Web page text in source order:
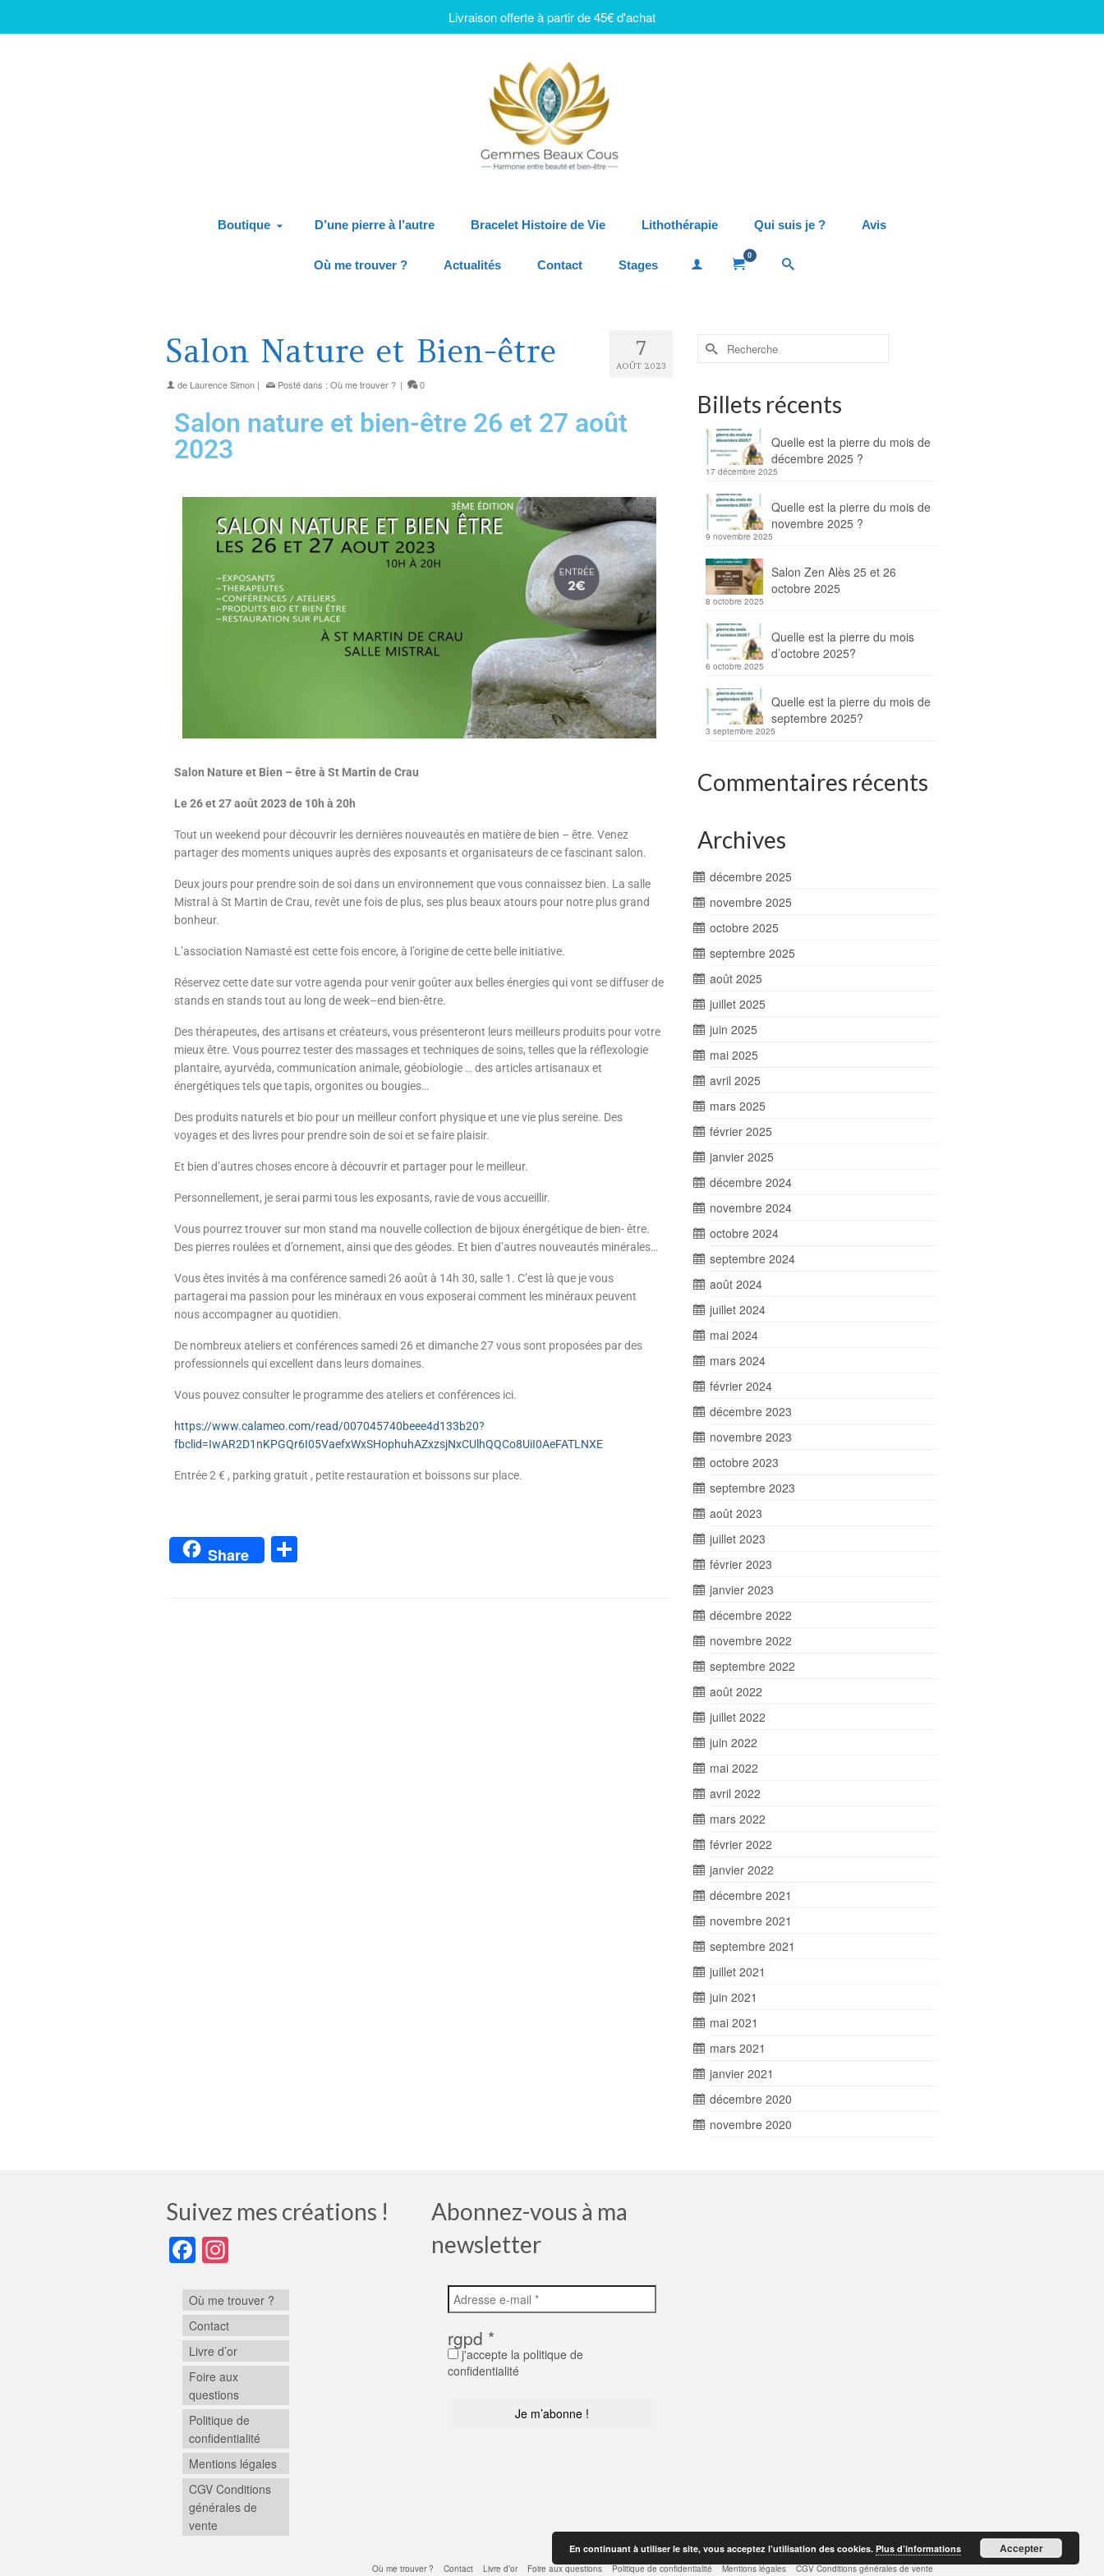
Boutique D’une pierre à l’autre Bracelet Histoire de Vie Lithothérapie Qui suis je ? Avis
Où me trouver ? Actualités Contact Stages
0
7
AOÛT 2023
Salon Nature et Bien-être
de Laurence Simon | Posté dans : Où me trouver ? | 0
Salon nature et bien-être 26 et 27 août
2023
Salon Nature et Bien – être à St Martin de Crau
Le 26 et 27 août 2023 de 10h à 20h
Tout un weekend pour découvrir les dernières nouveautés en matière de bien – être. Venez
partager des moments uniques auprès des exposants et organisateurs de ce fascinant salon.
Deux jours pour prendre soin de soi dans un environnement que vous connaissez bien. La salle
Mistral à St Martin de Crau, revêt une fois de plus, ses plus beaux atours pour notre plus grand
bonheur.
​L’association Namasté est cette fois encore, à l’origine de cette belle initiative.
Réservez cette date sur votre agenda pour venir goûter aux belles énergies qui vont se diffuser de
stands en stands tout au long de week–end bien-être.
Des thérapeutes, des artisans et créateurs, vous présenteront leurs meilleurs produits pour votre
mieux être. Vous pourrez tester des massages et techniques de soins, telles que la réflexologie
plantaire, ayurvéda, communication animale, géobiologie … des articles artisanaux et
énergétiques tels que tapis, orgonites ou bougies…
Des produits naturels et bio pour un meilleur confort physique et une vie plus sereine. Des
voyages et des livres pour prendre soin de soi et se faire plaisir.
Et bien d’autres choses encore à découvrir et partager pour le meilleur.
Personnellement, je serai parmi tous les exposants, ravie de vous accueillir.
Vous pourrez trouver sur mon stand ma nouvelle collection de bijoux énergétique de bien- être.
Des pierres roulées et d’ornement, ainsi que des géodes. Et bien d’autres nouveautés minérales…
Vous êtes invités à ma conférence samedi 26 août à 14h 30, salle 1. C’est là que je vous
partagerai ma passion pour les minéraux en vous exposerai comment les minéraux peuvent
nous accompagner au quotidien.
De nombreux ateliers et conférences samedi 26 et dimanche 27 vous sont proposées par des
professionnels qui excellent dans leurs domaines.
Vous pouvez consulter le programme des ateliers et conférences ici.
https://www.calameo.com/read/007045740beee4d133b20?
fbclid=IwAR2D1nKPGQr6I05VaefxWxSHophuhAZxzsjNxCUlhQQCo8UiI0AeFATLNXE
Entrée 2 € , parking gratuit , petite restauration et boissons sur place.
Share
Billets récents
Quelle est la pierre du mois de
décembre 2025 ?
17 décembre 2025
Quelle est la pierre du mois de
novembre 2025 ?
9 novembre 2025
Salon Zen Alès 25 et 26
octobre 2025
8 octobre 2025
Quelle est la pierre du mois
d’octobre 2025?
6 octobre 2025
Quelle est la pierre du mois de
septembre 2025?
3 septembre 2025
Commentaires récents
Archives
décembre 2025
novembre 2025
octobre 2025
septembre 2025
août 2025
juillet 2025
juin 2025
mai 2025
avril 2025
mars 2025
février 2025
janvier 2025
décembre 2024
novembre 2024
octobre 2024
septembre 2024
août 2024
juillet 2024
mai 2024
mars 2024
février 2024
décembre 2023
novembre 2023
octobre 2023
septembre 2023
août 2023
juillet 2023
février 2023
janvier 2023
décembre 2022
novembre 2022
septembre 2022
août 2022
juillet 2022
juin 2022
mai 2022
avril 2022
mars 2022
février 2022
janvier 2022
décembre 2021
novembre 2021
septembre 2021
juillet 2021
juin 2021
mai 2021
mars 2021
janvier 2021
décembre 2020
novembre 2020
Suivez mes créations !
Facebook
Où me trouver ?
Contact
Livre d’or
Foire aux
questions
Politique de
confidentialité
Mentions légales
CGV Conditions
générales de
vente
Abonnez-vous à ma
newsletter
rgpd *
j'accepte la politique de
confidentialité
Où me trouver ? Contact Livre d’or Foire aux questions Politique de confidentialité Mentions légales CGV Conditions générales de vente
Livraison offerte à partir de 45€ d'achat
En continuant à utiliser le site, vous acceptez l’utilisation des cookies. Plus d’informations Accepter